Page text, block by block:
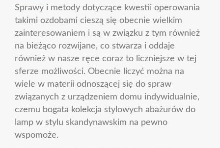
Sprawy i metody dotyczące kwestii operowania
takimi ozdobami cieszą się obecnie wielkim
zainteresowaniem i są w związku z tym również
na bieżąco rozwijane, co stwarza i oddaje
również w nasze ręce coraz to liczniejsze w tej
sferze możliwości. Obecnie liczyć można na
wiele w materii odnoszącej się do spraw
związanych z urządzeniem domu indywidualnie,
czemu bogata kolekcja stylowych abażurów do
lamp w stylu skandynawskim na pewno
wspomoże.